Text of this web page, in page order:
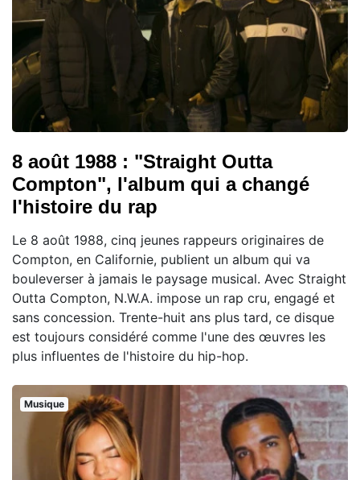
8 août 1988 : "Straight Outta
Compton", l'album qui a changé
l'histoire du rap
Le 8 août 1988, cinq jeunes rappeurs originaires de
Compton, en Californie, publient un album qui va
bouleverser à jamais le paysage musical. Avec Straight
Outta Compton, N.W.A. impose un rap cru, engagé et
sans concession. Trente-huit ans plus tard, ce disque
est toujours considéré comme l'une des œuvres les
plus influentes de l'histoire du hip-hop.
Musique